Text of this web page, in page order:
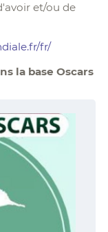
et/ou de
fr/
la base Oscars